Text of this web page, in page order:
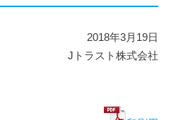
2018年3月19日
Jトラスト株式会社